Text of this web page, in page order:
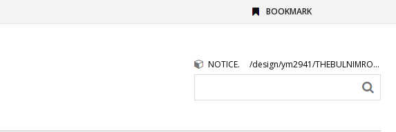
BOOKMARK
NOTICE. /design/ym2941/THEBULNIMROGO.png